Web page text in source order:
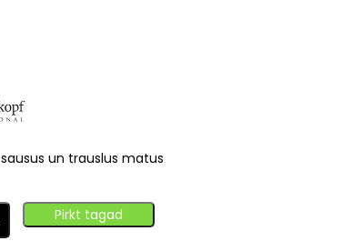
un trauslus matus
Pirkt tagad